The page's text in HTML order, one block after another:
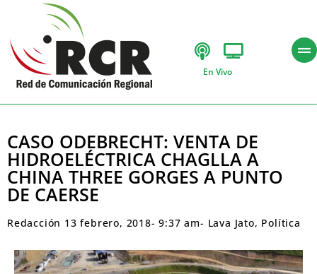
En Vivo
CASO ODEBRECHT: VENTA DE
HIDROELÉCTRICA CHAGLLA A
CHINA THREE GORGES A PUNTO
DE CAERSE
Redacción 13 febrero, 2018- 9:37 am- Lava Jato, Política